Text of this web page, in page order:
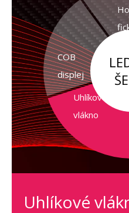
Uhlíkové
vlákno
COB
displej
Uhlíkové